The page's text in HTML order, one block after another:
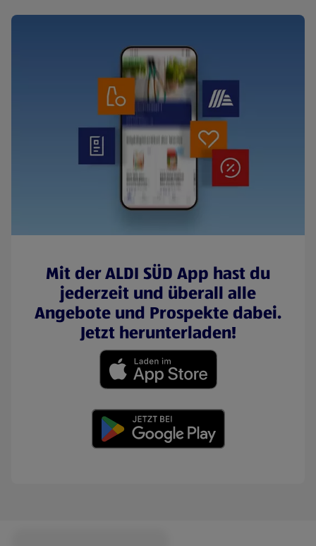
Mit der ALDI SÜD App hast du
jederzeit und überall alle
Angebote und Prospekte dabei.
Jetzt herunterladen!